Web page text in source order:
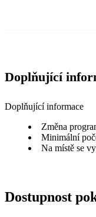
Doplňující
Doplňující informace
Změna
Minimální
Na místě se
Dostupnost